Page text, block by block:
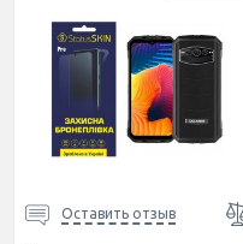
Оставить отзыв